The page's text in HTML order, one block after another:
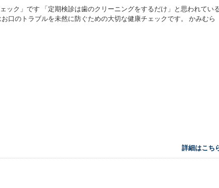
ック」です 「定期検診は歯のクリーニングをするだけ」と思われてい
口のトラブルを未然に防ぐための大切な健康チェックです。 かみむら
詳細はこち